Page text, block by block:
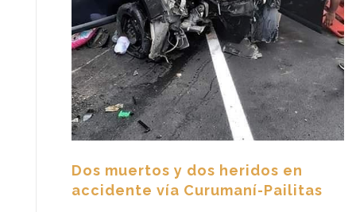
Dos muertos y dos heridos en
accidente vía Curumaní-Pailitas